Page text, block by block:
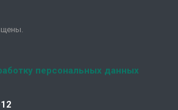
персональных данных